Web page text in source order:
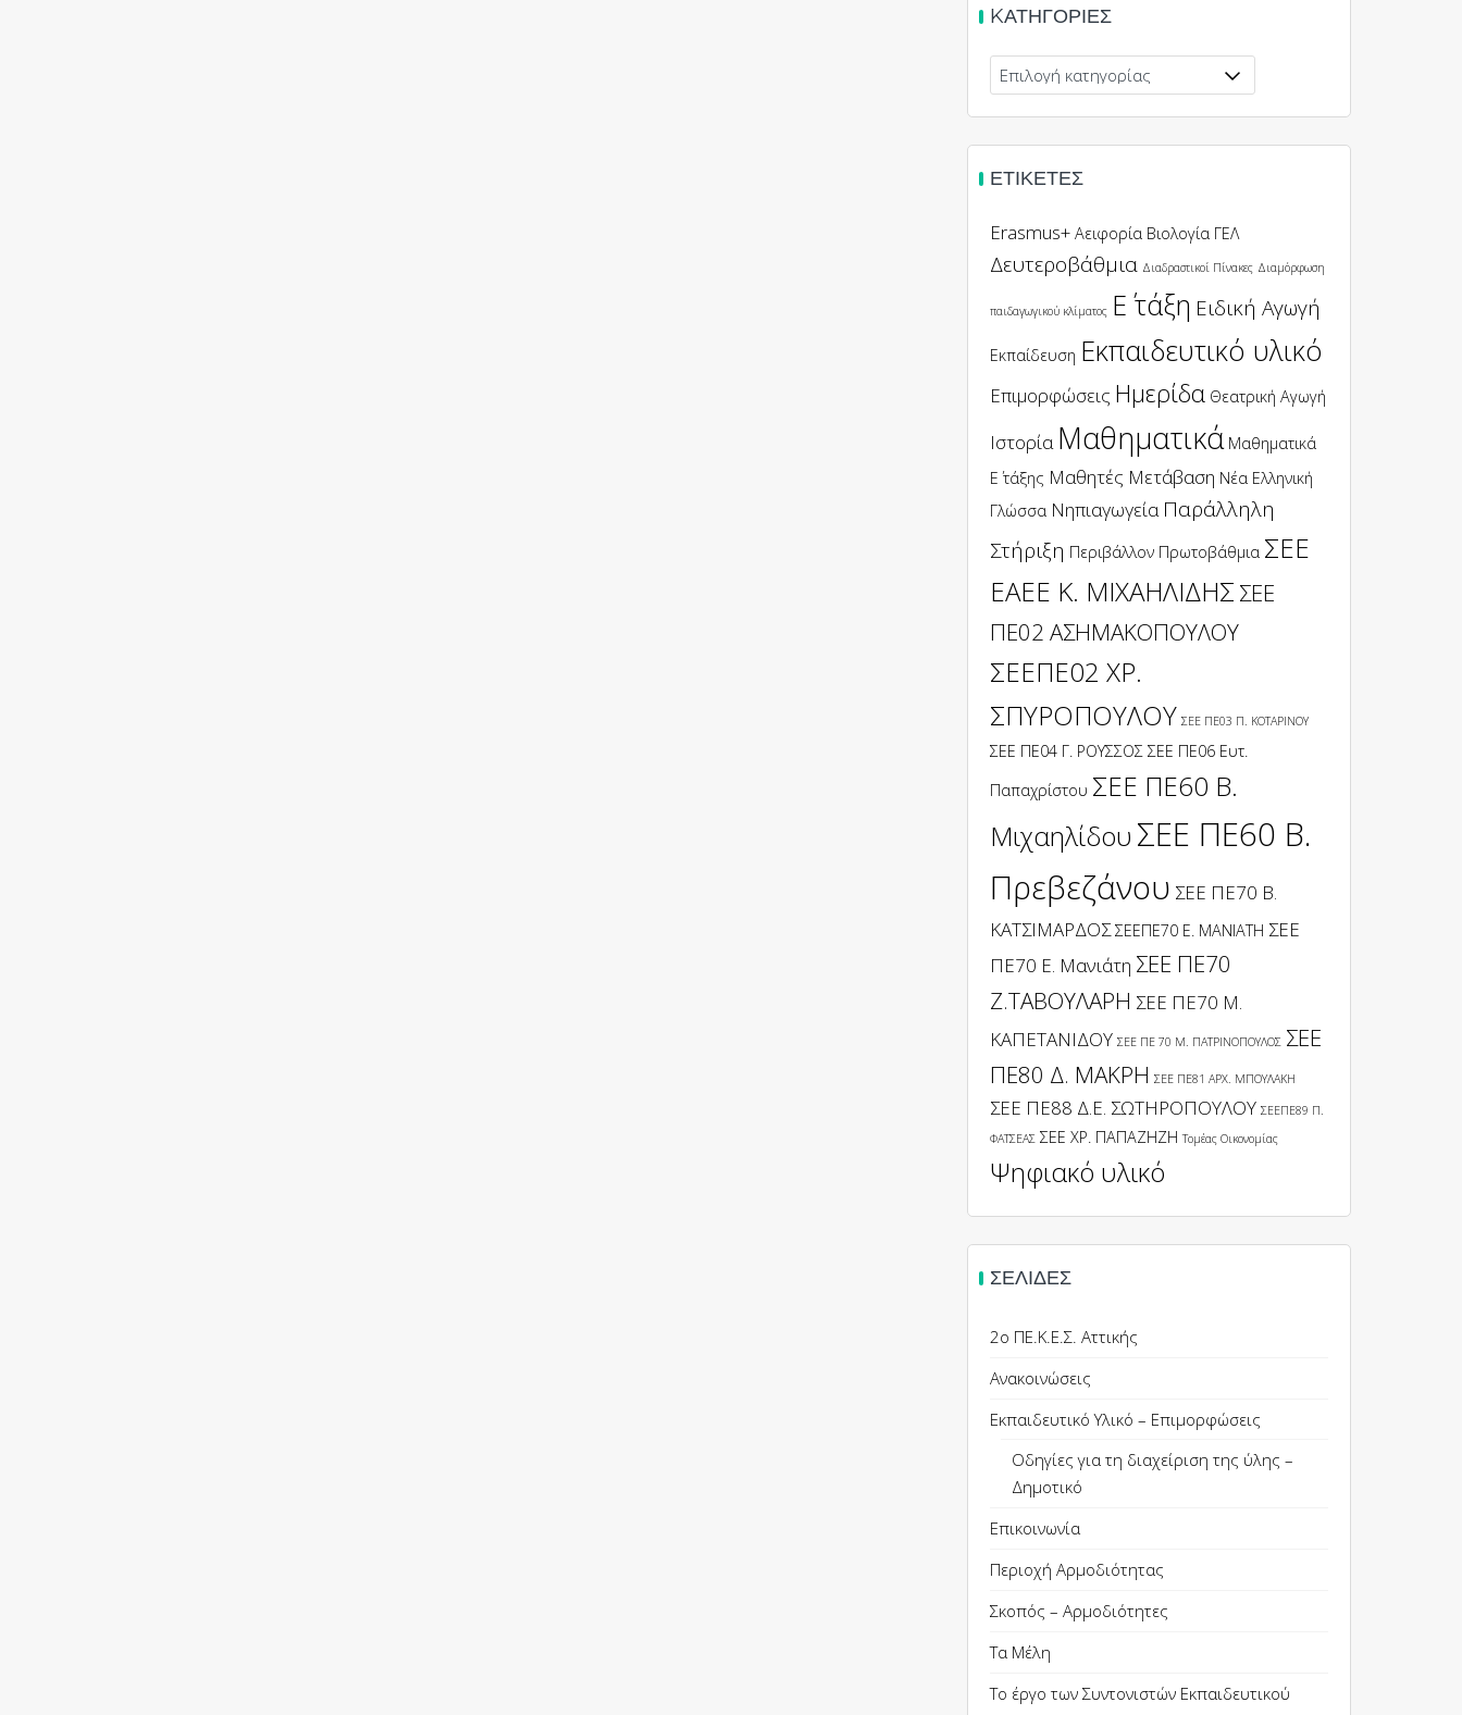
KΑΤΗΓΟΡΊΕΣ
Kατηγορίες
ΕΤΙΚΈΤΕΣ
Erasmus+ Αειφορία Βιολογία ΓΕΛ
Δευτεροβάθμια Διαδραστικοί Πίνακες Διαμόρφωση
παιδαγωγικού κλίματος Ε΄ τάξη Ειδική Αγωγή
Εκπαίδευση Εκπαιδευτικό υλικό
Επιμορφώσεις Ημερίδα Θεατρική Αγωγή
Ιστορία Μαθηματικά Μαθηματικά
Ε΄ τάξης Μαθητές Μετάβαση Νέα Ελληνική
Γλώσσα Νηπιαγωγεία Παράλληλη
Στήριξη Περιβάλλον Πρωτοβάθμια ΣΕΕ
ΕΑΕΕ Κ. ΜΙΧΑΗΛΙΔΗΣ ΣΕΕ
ΠΕ02 ΑΣΗΜΑΚΟΠΟΥΛΟΥ
ΣΕΕΠΕ02 ΧΡ.
ΣΠΥΡΟΠΟΥΛΟΥ ΣΕΕ ΠΕ03 Π. ΚΟΤΑΡΙΝΟΥ
ΣΕΕ ΠΕ04 Γ. ΡΟΥΣΣΟΣ ΣΕΕ ΠΕ06 Ευτ.
Παπαχρίστου ΣΕΕ ΠΕ60 Β.
Μιχαηλίδου ΣΕΕ ΠΕ60 Β.
Πρεβεζάνου ΣΕΕ ΠΕ70 Β.
ΚΑΤΣΙΜΑΡΔΟΣ ΣΕΕΠΕ70 Ε. ΜΑΝΙΑΤΗ ΣΕΕ
ΠΕ70 Ε. Μανιάτη ΣΕΕ ΠΕ70
Ζ.ΤΑΒΟΥΛΑΡΗ ΣΕΕ ΠΕ70 Μ.
ΚΑΠΕΤΑΝΙΔΟΥ ΣΕΕ ΠΕ 70 Μ. ΠΑΤΡΙΝΟΠΟΥΛΟΣ ΣΕΕ
ΠΕ80 Δ. ΜΑΚΡΗ ΣΕΕ ΠΕ81 ΑΡΧ. ΜΠΟΥΛΑΚΗ
ΣΕΕ ΠΕ88 Δ.Ε. ΣΩΤΗΡΟΠΟΥΛΟΥ ΣΕΕΠΕ89 Π.
ΦΑΤΣΕΑΣ ΣΕΕ ΧΡ. ΠΑΠΑΖΗΖΗ Τομέας Οικονομίας
Ψηφιακό υλικό
ΣΕΛΊΔΕΣ
2ο ΠΕ.Κ.Ε.Σ. Αττικής
Ανακοινώσεις
Εκπαιδευτικό Υλικό – Επιμορφώσεις
Οδηγίες για τη διαχείριση της ύλης –
Δημοτικό
Επικοινωνία
Περιοχή Αρμοδιότητας
Σκοπός – Αρμοδιότητες
Τα Μέλη
Το έργο των Συντονιστών Εκπαιδευτικού